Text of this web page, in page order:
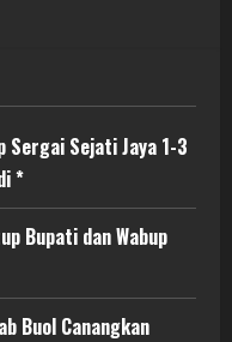
Sergai Sejati Jaya 1-3
*
Bupati dan Wabup
Buol Canangkan